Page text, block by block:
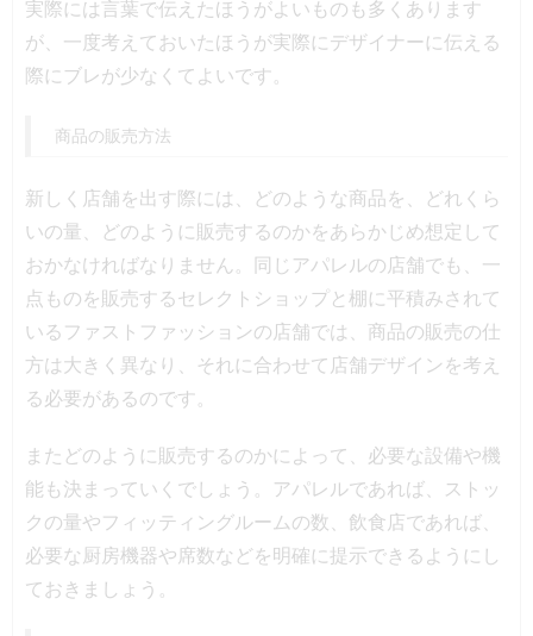
実際には言葉で伝えたほうがよいものも多くあります
が、一度考えておいたほうが実際にデザイナーに伝える
際にブレが少なくてよいです。
商品の販売方法
新しく店舗を出す際には、どのような商品を、どれくら
いの量、どのように販売するのかをあらかじめ想定して
おかなければなりません。同じアパレルの店舗でも、一
点ものを販売するセレクトショップと棚に平積みされて
いるファストファッションの店舗では、商品の販売の仕
方は大きく異なり、それに合わせて店舗デザインを考え
る必要があるのです。
またどのように販売するのかによって、必要な設備や機
能も決まっていくでしょう。アパレルであれば、ストッ
クの量やフィッティングルームの数、飲食店であれば、
必要な厨房機器や席数などを明確に提示できるようにし
ておきましょう。